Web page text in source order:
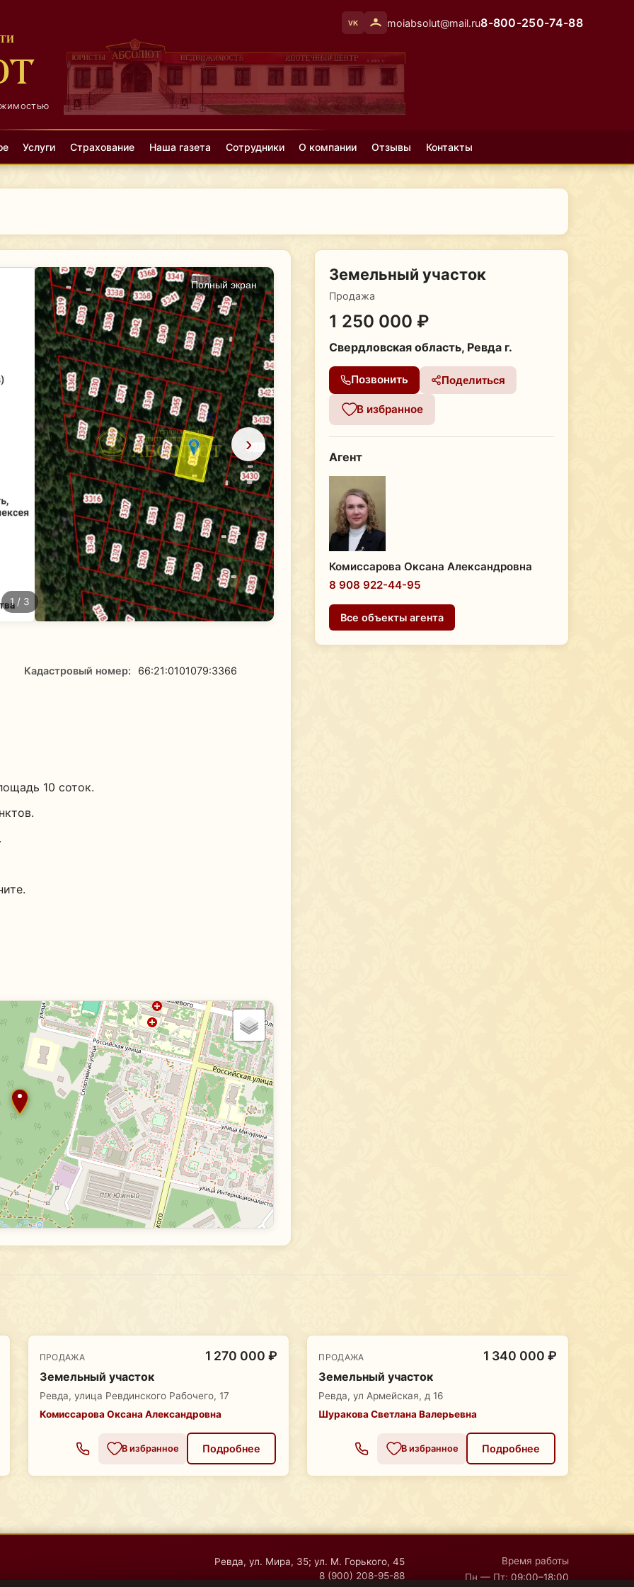
VK moiabsolut@mail.ru8-800-250-74-88
Услуги Страхование Наша газета Сотрудники О компании Отзывы Контакты
›
Полный экран
1/ 3
Кадастровый номер: 66:21:0101079:3366
10 соток.
Земельный участок
Продажа
1 250 000 ₽
Свердловская область, Ревда г.
Позвонить Поделиться
В избранное
Агент
Комиссарова Оксана Александровна
8 908 922-44-95
Все объекты агента
ПРОДАЖА 1 270 000 ₽
Земельный участок
Ревда, улица Ревдинского Рабочего, 17
Комиссарова Оксана Александровна
В избранное Подробнее
ПРОДАЖА 1 340 000 ₽
Земельный участок
Ревда, ул Армейская, д 16
Шуракова Светлана Валерьевна
В избранное Подробнее
Ревда, ул. Мира, 35; ул. М. Горького, 45
8 (900) 208-95-88
Время работы
Пн — Пт: 09:00–18:00